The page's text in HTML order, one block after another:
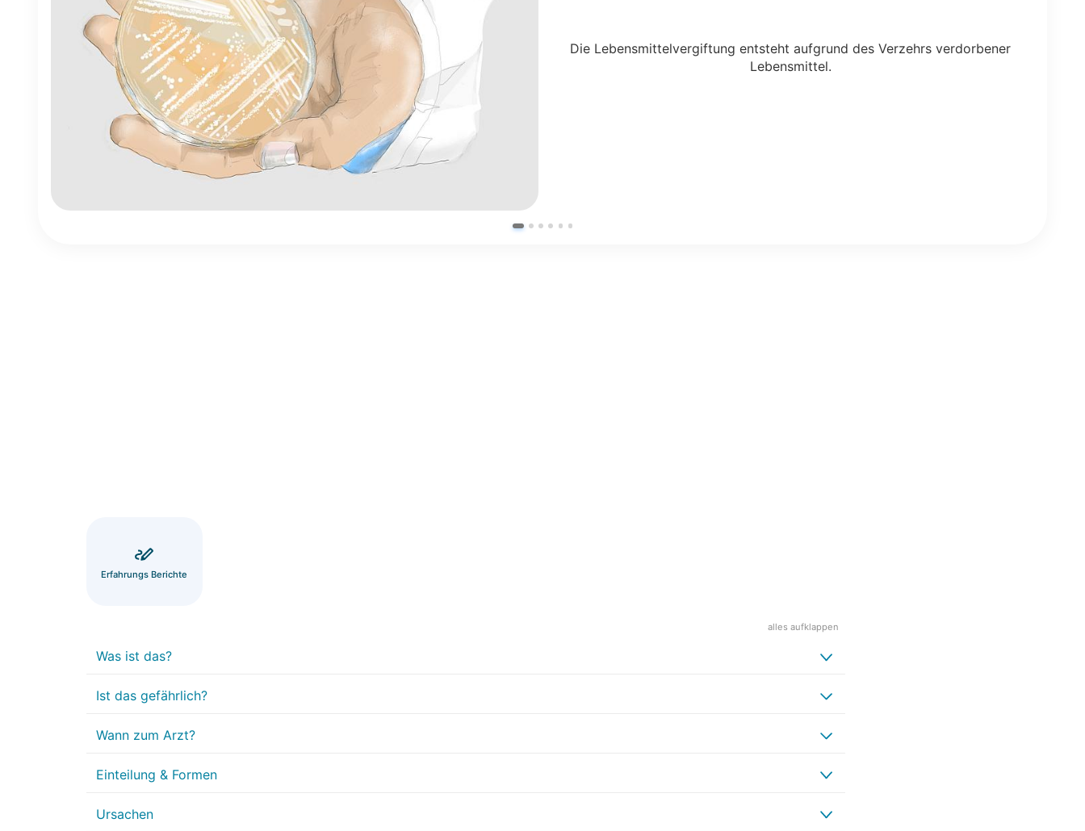
Die Lebensmittelvergiftung entsteht aufgrund des Verzehrs verdorbener
Lebensmittel.
Erfahrungs Berichte
alles aufklappen
Was ist das?
Ist das gefährlich?
Wann zum Arzt?
Einteilung & Formen
Ursachen